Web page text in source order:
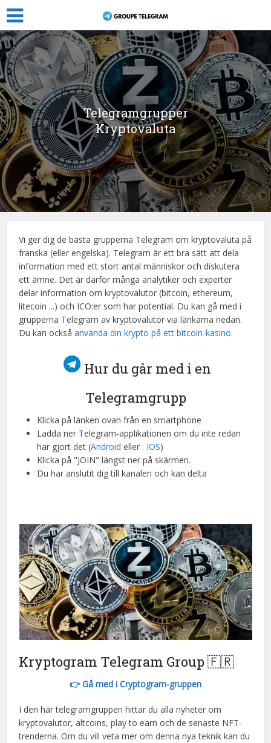
Telegramgrupper
Kryptovaluta
Vi ger dig de bästa grupperna Telegram om kryptovaluta på
franska(eller engelska). Telegram är ett bra sätt att dela
information med ett stort antal människor och diskutera
ett ämne. Det är därför många analytiker och experter
delar information om kryptovalutor (bitcoin, ethereum,
litecoin ...) och ICO:er som har potential. Du kan gå med i
grupperna Telegram av kryptovalutor via länkarna nedan.
Du kan ocksåanvända din krypto på ett bitcoin-kasino.
Hur du går med i en
Telegramgrupp
Klicka på länken ovan från en smartphone
Ladda ner Telegram-applikationen om du inte redan
har gjort det (Android eller . IOS)
Klicka på "JOIN" längst ner på skärmen.
Du har anslutit dig till kanalen och kan delta
Kryptogram Telegram Group 🇫🇷
👉 Gå med i Cryptogram-gruppen
I den här telegramgruppen hittar du alla nyheter om
kryptovalutor, altcoins, play to earn och de senaste NFT-
trenderna. Om du vill veta mer om denna nya teknik kan du